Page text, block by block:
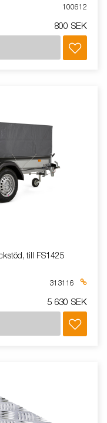
100612
800 SEK
till FS1425
313116
5 630 SEK